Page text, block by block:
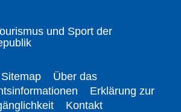
und Sport der
Sitemap
Über das
Erklärung zur
Kontakt